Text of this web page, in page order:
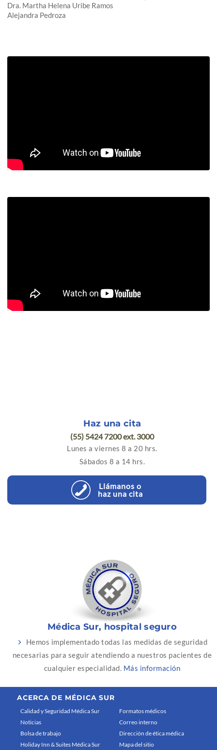
Dra. Martha Helena Uribe Ramos
Alejandra Pedroza
Haz una cita
(55) 5424 7200 ext. 3000
Lunes a viernes 8 a 20 hrs.
Sábados 8 a 14 hrs.
Llámanos o
haz una cita
Médica Sur, hospital seguro
Hemos implementado todas las medidas de seguridad
necesarias para seguir atendiendo a nuestros pacientes de
cualquier especialidad. Más información
ACERCA DE MÉDICA SUR
Calidad y Seguridad Médica Sur
Noticias
Bolsa de trabajo
Holiday Inn & Suites Médica Sur
Formatos médicos
Correo interno
Dirección de ética médica
Mapa del sitio